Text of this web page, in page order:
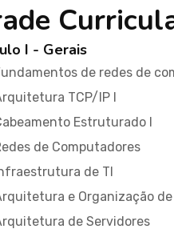
I - Gerais
de redes de
TCP/IP I
Estruturado I
de Computadores
de TI
e Organização
de Servidores